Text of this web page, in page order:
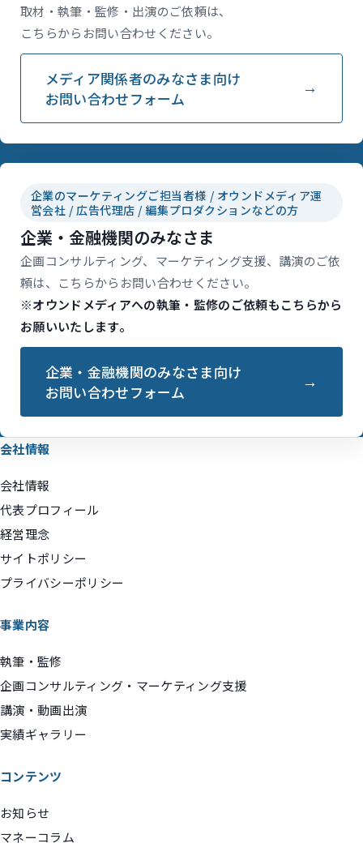
取材・執筆・監修・出演のご依頼は、
こちらからお問い合わせください。
メディア関係者のみなさま向け
お問い合わせフォーム
企業のマーケティングご担当者様 / オウンドメディア運
営会社 / 広告代理店 / 編集プロダクションなどの方
企業・金融機関のみなさま
企画コンサルティング、マーケティング支援、講演のご依
頼は、こちらからお問い合わせください。
※オウンドメディアへの執筆・監修のご依頼もこちらから
お願いいたします。
企業・金融機関のみなさま向け
お問い合わせフォーム
会社情報
会社情報
代表プロフィール
経営理念
サイトポリシー
プライバシーポリシー
事業内容
執筆・監修
企画コンサルティング・マーケティング支援
講演・動画出演
実績ギャラリー
コンテンツ
お知らせ
マネーコラム